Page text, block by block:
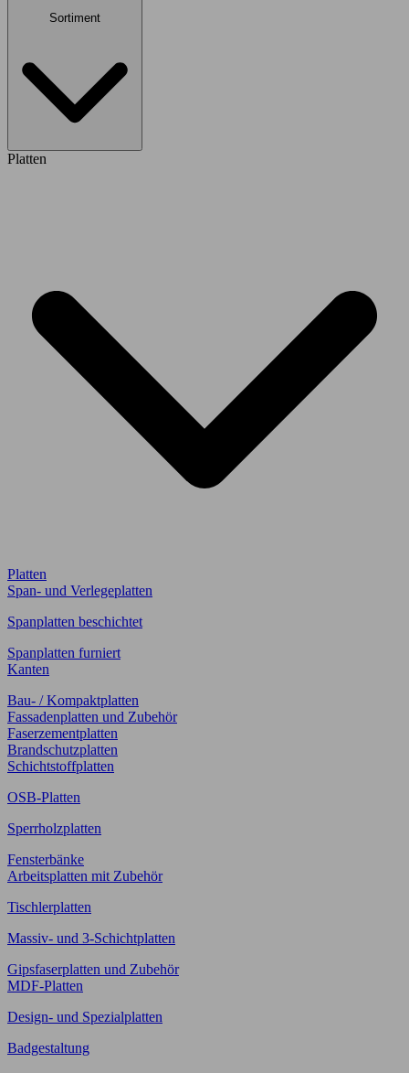
Sortiment
Platten
Platten
Span- und Verlegeplatten
Spanplatten beschichtet
Spanplatten furniert
Kanten
Bau- / Kompaktplatten
Fassadenplatten und Zubehör
Faserzementplatten
Brandschutzplatten
Schichtstoffplatten
OSB-Platten
Sperrholzplatten
Fensterbänke
Arbeitsplatten mit Zubehör
Tischlerplatten
Massiv- und 3-Schichtplatten
Gipsfaserplatten und Zubehör
MDF-Platten
Design- und Spezialplatten
Badgestaltung